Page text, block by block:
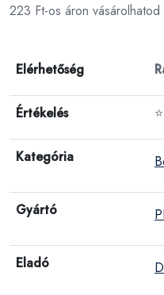
223 Ft-os áron vásárolhatod
Elérhetőség
Értékelés
Kategória
Gyártó
Eladó